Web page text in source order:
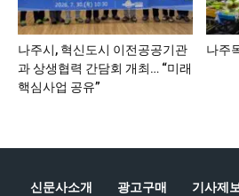
나주시, 혁신도시 이전공공기관
과 상생협력 간담회 개최… “미래
핵심사업 공유”
나주
신문사소개 광고구매 기사제보